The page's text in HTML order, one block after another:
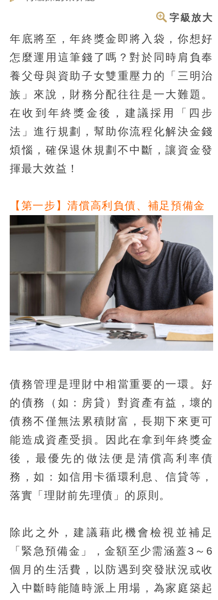
字級放大
年底將至，年終獎金即將入袋，你想好
怎麼運用這筆錢了嗎？對於同時肩負奉
養父母與資助子女雙重壓力的「三明治
族」來說，財務分配往往是一大難題。
在收到年終獎金後，建議採用「四步
法」進行規劃，幫助你流程化解決金錢
煩惱，確保退休規劃不中斷，讓資金發
揮最大效益！
【第一步】清償高利負債、補足預備金
債務管理是理財中相當重要的一環。好
的債務（如：房貸）對資產有益，壞的
債務不僅無法累積財富，長期下來更可
能造成資產受損。因此在拿到年終獎金
後，最優先的做法便是清償高利率債
務，如：如信用卡循環利息、信貸等，
落實「理財前先理債」的原則。
除此之外，建議藉此機會檢視並補足
「緊急預備金」，金額至少需涵蓋3～6
個月的生活費，以防遇到突發狀況或收
入中斷時能隨時派上用場，為家庭築起